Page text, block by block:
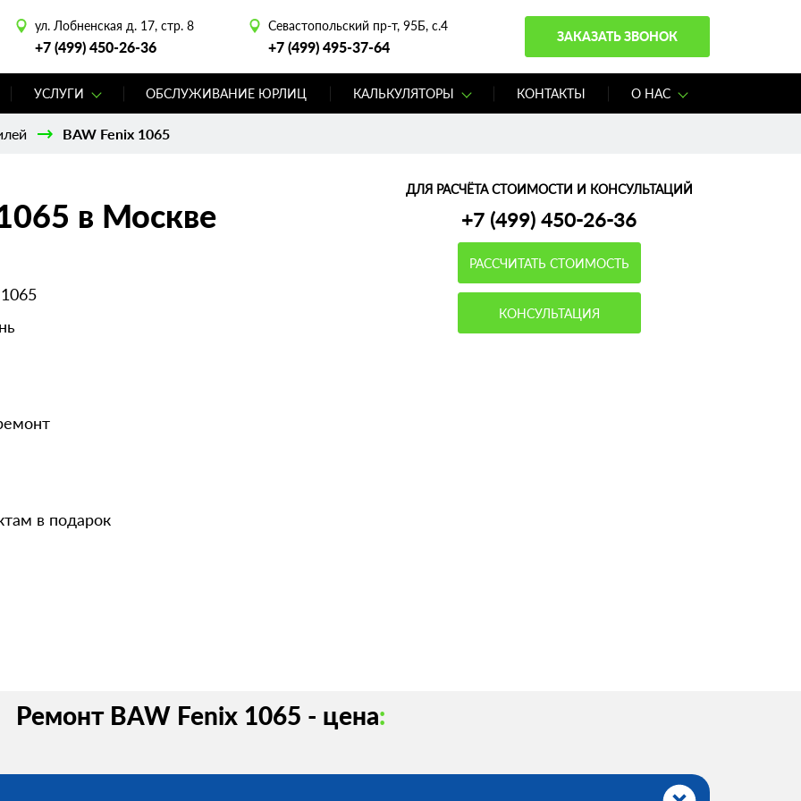
ул. Лобненская д. 17, стр. 8
+7 (499) 450-26-36
Севастопольский пр-т, 95Б, с.4
+7 (499) 495-37-64
ЗАКАЗАТЬ ЗВОНОК
УСЛУГИ ОБСЛУЖИВАНИЕ ЮРЛИЦ КАЛЬКУЛЯТОРЫ КОНТАКТЫ О НАС
BAW Fenix 1065
в Москве
в подарок
ДЛЯ РАСЧЁТА СТОИМОСТИ И КОНСУЛЬТАЦИЙ
+7 (499) 450-26-36
РАССЧИТАТЬ СТОИМОСТЬ
КОНСУЛЬТАЦИЯ
Ремонт BAW Fenix 1065 - цена: